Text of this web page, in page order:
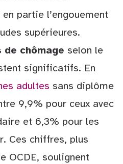
partie l’engouement
supérieures.
chômage selon le
significatifs. En
adultes sans diplôme
9,9% pour ceux avec
et 6,3% pour les
Ces chiffres, plus
OCDE, soulignent